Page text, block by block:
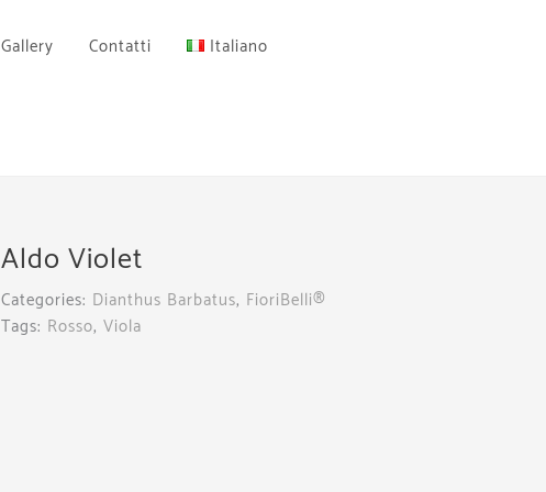
Gallery Contatti Italiano
Aldo Violet
Categories: Dianthus Barbatus, FioriBelli®
Tags: Rosso, Viola